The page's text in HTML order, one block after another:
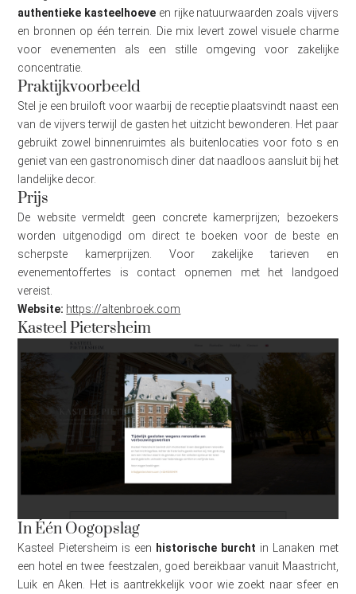
authentieke kasteelhoeve en rijke natuurwaarden zoals vijvers
en bronnen op één terrein. Die mix levert zowel visuele charme
voor evenementen als een stille omgeving voor zakelijke
concentratie.
Praktijkvoorbeeld
Stel je een bruiloft voor waarbij de receptie plaatsvindt naast een
van de vijvers terwijl de gasten het uitzicht bewonderen. Het paar
gebruikt zowel binnenruimtes als buitenlocaties voor foto s en
geniet van een gastronomisch diner dat naadloos aansluit bij het
landelijke decor.
Prijs
De website vermeldt geen concrete kamerprijzen; bezoekers
worden uitgenodigd om direct te boeken voor de beste en
scherpste kamerprijzen. Voor zakelijke tarieven en
evenementoffertes is contact opnemen met het landgoed
vereist.
Website: https://altenbroek.com
Kasteel Pietersheim
In Één Oogopslag
Kasteel Pietersheim is een historische burcht in Lanaken met
een hotel en twee feestzalen, goed bereikbaar vanuit Maastricht,
Luik en Aken. Het is aantrekkelijk voor wie zoekt naar sfeer en